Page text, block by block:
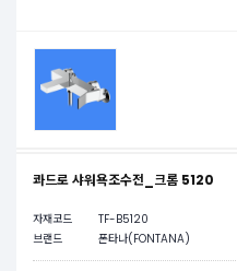
콰드로 샤워욕조수전_크롬 5120
자재코드
TF-B5120
브랜드
폰타나(FONTANA)